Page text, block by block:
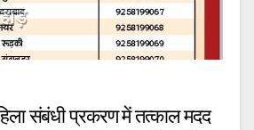
संबंधी प्रकरण में तत्काल मदद